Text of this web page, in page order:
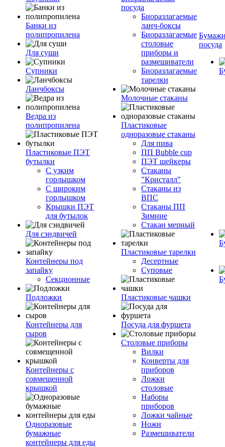
Банки из
полипропилена
Для суши
Супники
Ланчбоксы
Ведра из
полипропилена
Пластиковые ПЭТ
бутылки
С узким
горлышком
С широким
горлышком
Крышки ПЭТ
для бутылок
Для сэндвичей
Контейнеры под
запайку
Секционные
Подложки
Контейнеры для
сыров
Контейнеры с
совмещенной
крышкой
Одноразовые
бумажные
контейнеры для еды
посуда
Биоразлагаемые
ланч-боксы
Биоразлагаемые
столовые
приборы и
размешиватели
Биоразлагаемые
тарелки
Молочные стаканы
Пластиковые
одноразовые стаканы
Для пива
ПП Bubble cup
ПЭТ шейкеры
Стаканы
"Кристалл"
Стаканы из
ВПС
Стаканы ПП
Зимние
Стакан мерный
Пластиковые тарелки
Десертные
Суповые
Пластиковые чашки
Посуда для фуршета
Столовые приборы
Вилки
Конверты для
приборов
Ложки
столовые
Наборы
приборов
Ложки чайные
Ножи
Размешиватели
посуда